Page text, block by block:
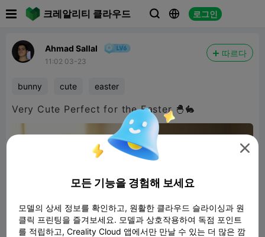
크레알리티 클라우드   로그인
Ahmad Sallal
11:02 03-23
따르다
bunny cute easter
Very Cute Perfect for the Easter 🐣🐇

모든 기능을 경험해 보세요
모델의 상세 정보를 확인하고, 원활한 클라우드 슬라이싱과 원
클릭 프린팅을 즐겨보세요. 모델과 상호작용하여 독점 포인트
를 적립하고, Creality Cloud 앱에서만 만날 수 있는 더 많은 깜